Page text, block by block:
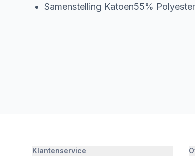
Samenstelling Katoen55%
Klantenservice